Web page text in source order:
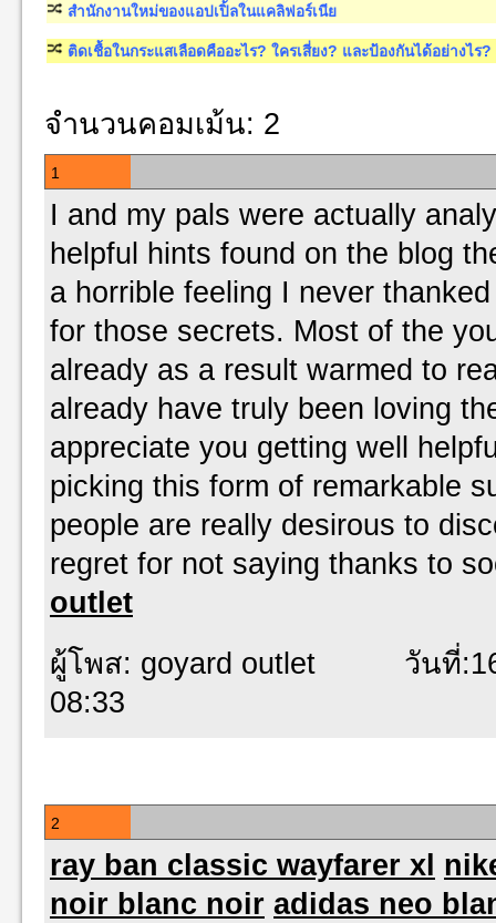
สำนักงานใหม่ของแอปเปิ้ลในแคลิฟอร์เนีย
ติดเชื้อในกระแสเลือดคืออะไร? ใครเสี่ยง? และป้องกันได้อย่างไร?
จำนวนคอมเม้น: 2
1
I and my pals were actually
helpful hints found on the blog
a horrible feeling I never
for those secrets. Most of the
already as a result warmed to
already have truly been loving
appreciate you getting well
picking this form of remarkable
people are really desirous to
regret for not saying thanks to
outlet
ผู้โพส: goyard outlet วันที่:16
08:33
2
ray ban classic wayfarer xl
noir blanc noir adidas neo